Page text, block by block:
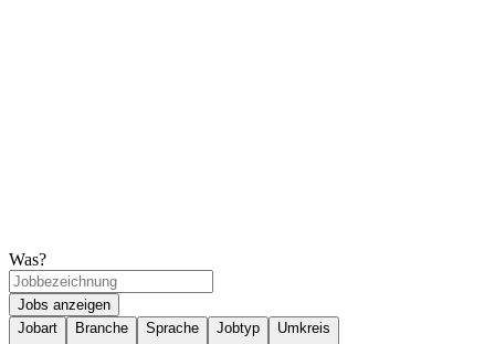
Was?
Jobs anzeigen
Jobart
Branche Sprache Jobtyp Umkreis